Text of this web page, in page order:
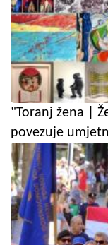
"Toranj žena |
povezuje